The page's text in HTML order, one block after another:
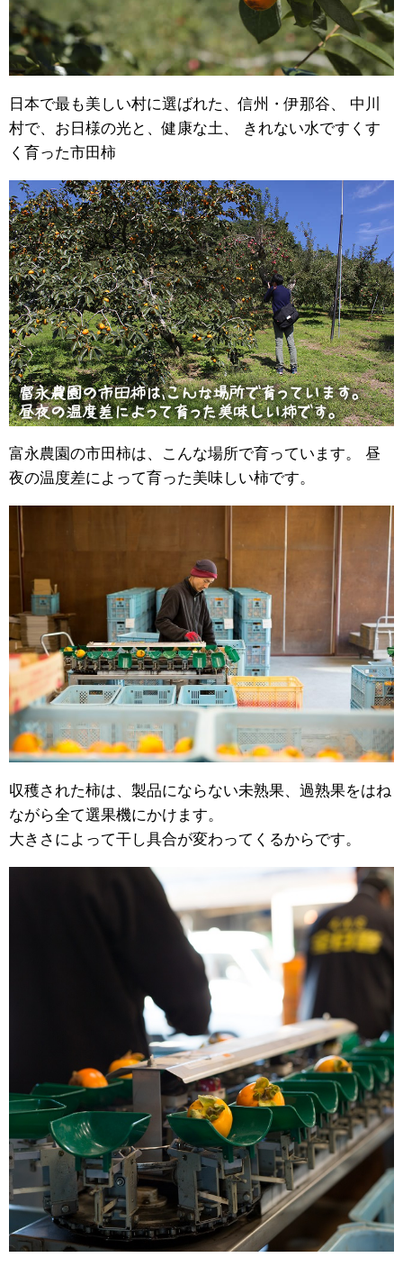
日本で最も美しい村に選ばれた、信州・伊那谷、 中川
村で、お日様の光と、健康な土、 きれない水ですくす
く育った市田柿
富永農園の市田柿は、こんな場所で育っています。 昼
夜の温度差によって育った美味しい柿です。
収穫された柿は、製品にならない未熟果、過熟果をはね
ながら全て選果機にかけます。
大きさによって干し具合が変わってくるからです。